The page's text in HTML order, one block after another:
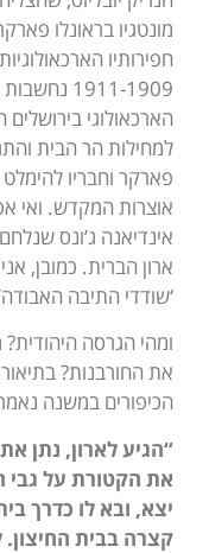
מונטגיו בראונלו
חפירותיו
1911-
הארכאולוגי
למחילות הר הבית
פארקר וחבריו
אוצרות המקדש. ואי
אינדיאנה ג’ונס
ארון הברית. כמובן,
‘שודדי התיבה
ומהי הגרסה
את החורבנות?
הכיפורים במשנה
“הגיע לארון, נתן
את הקטורת על גבי
יצא, ובא לו כדרך
קצרה בבית